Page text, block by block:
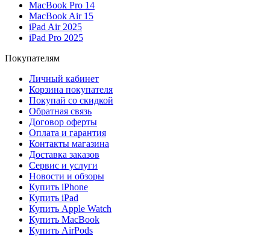
MacBook Pro 14
MacBook Air 15
iPad Air 2025
iPad Pro 2025
Покупателям
Личный кабинет
Корзина покупателя
Покупай со скидкой
Обратная связь
Договор оферты
Оплата и гарантия
Контакты магазина
Доставка заказов
Сервис и услуги
Новости и обзоры
Купить iPhone
Купить iPad
Купить Apple Watch
Купить MacBook
Купить AirPods